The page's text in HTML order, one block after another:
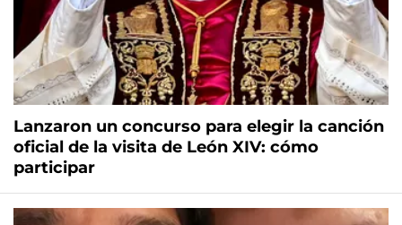
Lanzaron un concurso para elegir la canción
oficial de la visita de León XIV: cómo
participar